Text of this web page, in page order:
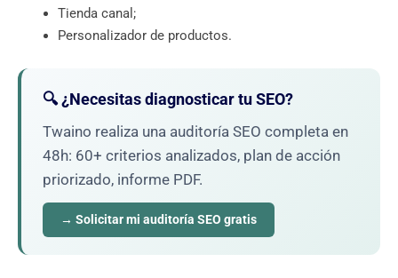
Tienda canal;
Personalizador de productos.
🔍 ¿Necesitas diagnosticar tu SEO?
Twaino realiza una auditoría SEO completa en
48h: 60+ criterios analizados, plan de acción
priorizado, informe PDF.
→ Solicitar mi auditoría SEO gratis